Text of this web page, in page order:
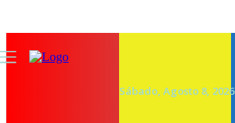
Sábado, Agosto 8, 2026